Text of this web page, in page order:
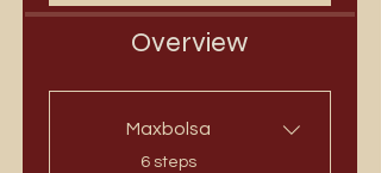
Overview
Maxbolsa
.
6 steps